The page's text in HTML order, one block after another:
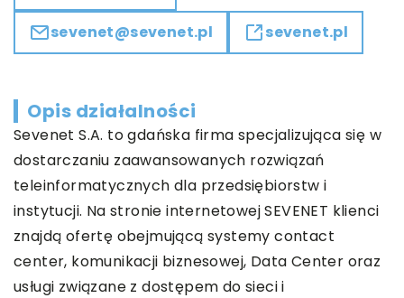
sevenet@sevenet.pl sevenet.pl
Opis działalności
Sevenet S.A. to gdańska firma specjalizująca się w
dostarczaniu zaawansowanych rozwiązań
teleinformatycznych dla przedsiębiorstw i
instytucji. Na stronie internetowej SEVENET klienci
znajdą ofertę obejmującą systemy contact
center, komunikacji biznesowej, Data Center oraz
usługi związane z dostępem do sieci i